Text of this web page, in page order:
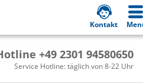
+49 2301 94580650
Service Hotline: täglich von 8-22 Uhr
Kontakt